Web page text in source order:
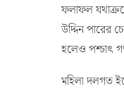
ফলাফল
উদ্দিন পারের
হলেও পশ্চাৎ
মহিলা দলগত